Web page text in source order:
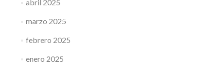
abril 2025
marzo 2025
febrero 2025
enero 2025